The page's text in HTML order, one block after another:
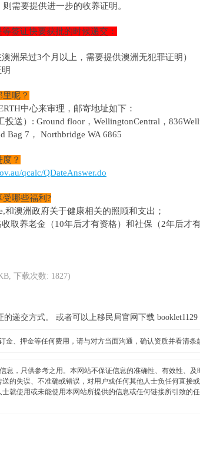
需要提供进一步的收养证明。
签证快要获批的时候递交：
洲呆过3个月以上，需要提供澳洲无犯罪证明）
呢？
中心来审理，邮寄地址如下：
投送）: Ground floor，WellingtonCentral，
Bag 7， Northbridge WA 6865
？
qcalc/QDateAnswer.do
哪些福利?
和澳洲政府关于健康相关的照顾和支出；
取养老金（10年后才有资格）和社保（2年后才有
下载次数: 1827)
递交方式。 或者可以上移民局官网下载 booklet1129
金、押金等任何费用，请与对方当面沟通，确认资质并看清条
息，只供参考之用。本网站不保证信息的准确性、有效性、
的失误、不准确或错误，对用户或任何其他人士负任何直接
就使用或未能使用本网站所提供的信息或任何链接所引致的